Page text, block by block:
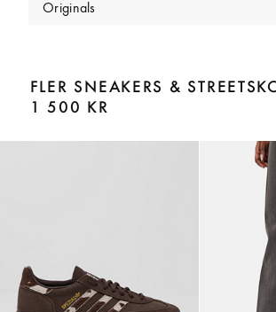
Originals
FLER SNEAKERS &
1 500 KR